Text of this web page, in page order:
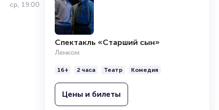
ср, 19:00
Спектакль «Старший сын»
Ленком
16+ 2 часа Театр Комедия
Цены и билеты